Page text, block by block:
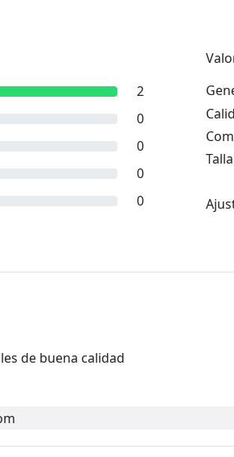
2
0
0
0
0
Talla
de buena calidad